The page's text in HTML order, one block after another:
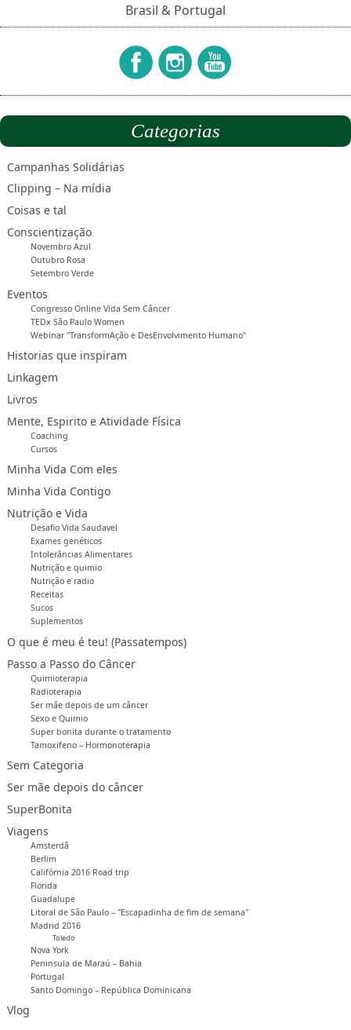
Brasil & Portugal
Categorias
Campanhas Solidárias
Clipping – Na mídia
Coisas e tal
Conscientização
Novembro Azul
Outubro Rosa
Setembro Verde
Eventos
Congresso Online Vida Sem Câncer
TEDx São Paulo Women
Webinar "TransformAção e DesEnvolvimento Humano"
Historias que inspiram
Linkagem
Livros
Mente, Espirito e Atividade Física
Coaching
Cursos
Minha Vida Com eles
Minha Vida Contigo
Nutrição e Vida
Desafio Vida Saudavel
Exames genéticos
Intolerâncias Alimentares
Nutrição e quimio
Nutrição e radio
Receitas
Sucos
Suplementos
O que é meu é teu! (Passatempos)
Passo a Passo do Câncer
Quimioterapia
Radioterapia
Ser mãe depois de um câncer
Sexo e Quimio
Super bonita durante o tratamento
Tamoxifeno – Hormonoterapia
Sem Categoria
Ser mãe depois do câncer
SuperBonita
Viagens
Amsterdã
Berlim
Califórnia 2016 Road trip
Florida
Guadalupe
Litoral de São Paulo – "Escapadinha de fim de semana"
Madrid 2016
Toledo
Nova York
Peninsula de Maraú – Bahia
Portugal
Santo Domingo – República Dominicana
Vlog